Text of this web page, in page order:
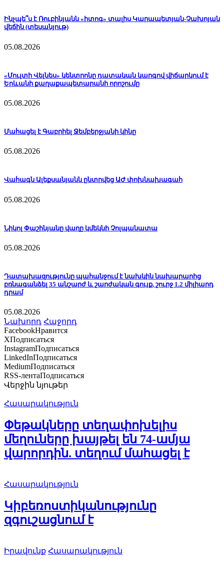
Ինչպե՞ս է Ռուբինյանն «իտոգ» տալիս Կարապետյան-Չախոյան
վեճին (տեսանյութ)
05.08.2026
«Մուլտի Վելնես» կենտրոնը դատական կարգով վիճարկում է
Երևանի քաղաքապետարանի որոշումը
05.08.2026
Մահացել է Գաբրիել Ջեմբերջյանի կինը
05.08.2026
Վահագն Ալեքսանյանն ընտրվեց ԱԺ փոխնախագահ
05.08.2026
Նիկոլ Փաշինյանը վաղը կմեկնի Չոլպանատա
05.08.2026
Դատախազությունը պահանջում է նախկին նախարարից
բռնագանձել 35 անշարժ և շարժական գույք, շուրջ 1.2 միլիարդ
դրամ
05.08.2026
Նախորդ Հաջորդ
FacebookНравится
XПодписаться
InstagramПодписаться
LinkedInПодписаться
MediumПодписаться
RSS-лентаПодписаться
Վերջին նյութեր
Հասարակություն
Փեթակները տեղափոխելիս
մեղուները խայթել են 74-ամյա
վարորդին. տեղում մահացել է
Հասարակություն
Կիբեռոստիկանությունը
զգուշացնում է
Իրավունք Հասարակություն